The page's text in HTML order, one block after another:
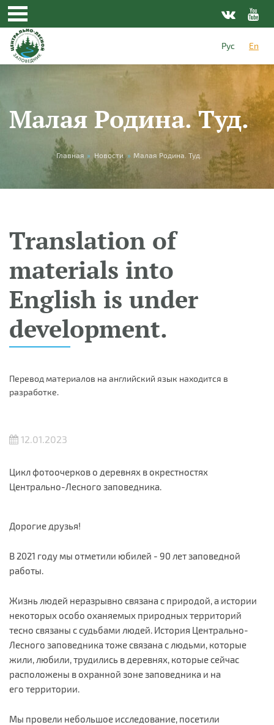
Skip to main content
Рус
En
Малая Родина. Туд.
You are here
Главная » Новости » Малая Родина. Туд.
Translation of
materials into
English is under
development.
Перевод материалов на английский язык находится в
разработке.
12.01.2023
Цикл фотоочерков о деревнях в окрестностях
Центрально-Лесного заповедника.
Дорогие друзья!
В 2021 году мы отметили юбилей - 90 лет заповедной
работы.
Жизнь людей неразрывно связана с природой, а истории
некоторых особо оханяемых природных территорий
тесно связаны с судьбами людей. История Центрально-
Лесного заповедника тоже связана с людьми, которые
жили, любили, трудились в деревнях, которые сейчас
расположены в охранной зоне заповедника и на
его территории.
Мы провели небольшое исследование, посетили